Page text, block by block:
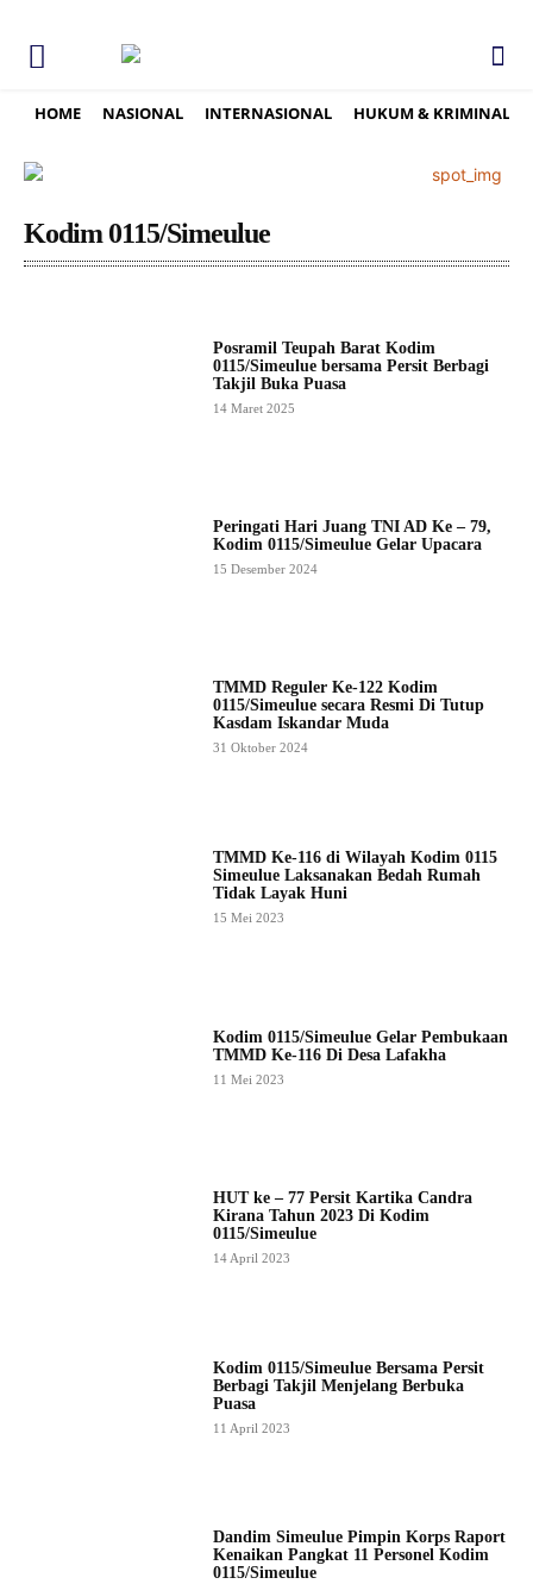
HOME NASIONAL INTERNASIONAL HUKUM & KRIMINAL
Kodim 0115/Simeulue
Posramil Teupah Barat Kodim
0115/Simeulue bersama Persit Berbagi
Takjil Buka Puasa
14 Maret 2025
Peringati Hari Juang TNI AD Ke – 79,
Kodim 0115/Simeulue Gelar Upacara
15 Desember 2024
TMMD Reguler Ke-122 Kodim
0115/Simeulue secara Resmi Di Tutup
Kasdam Iskandar Muda
31 Oktober 2024
TMMD Ke-116 di Wilayah Kodim 0115
Simeulue Laksanakan Bedah Rumah
Tidak Layak Huni
15 Mei 2023
Kodim 0115/Simeulue Gelar Pembukaan
TMMD Ke-116 Di Desa Lafakha
11 Mei 2023
HUT ke – 77 Persit Kartika Candra
Kirana Tahun 2023 Di Kodim
0115/Simeulue
14 April 2023
Kodim 0115/Simeulue Bersama Persit
Berbagi Takjil Menjelang Berbuka
Puasa
11 April 2023
Dandim Simeulue Pimpin Korps Raport
Kenaikan Pangkat 11 Personel Kodim
0115/Simeulue